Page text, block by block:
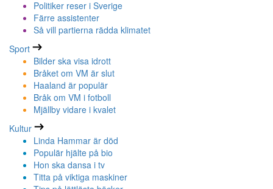
Politiker reser i Sverige
Färre assistenter
Så vill partierna rädda klimatet
Sport
Bilder ska visa idrott
Bråket om VM är slut
Haaland är populär
Bråk om VM i fotboll
Mjällby vidare i kvalet
Kultur
Linda Hammar är död
Populär hjälte på bio
Hon ska dansa i tv
Titta på viktiga maskiner